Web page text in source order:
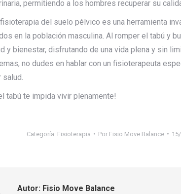
permitiendo a los hombres recuperar su
del suelo pélvico es una herramienta
en la población masculina. Al romper el tabú y
y bienestar, disfrutando de una vida plena y sin
no dudes en hablar con un fisioterapeuta
tabú te impida vivir plenamente!
Categoría: Fisioterapia Por Fisio Move Balance
Autor: Fisio Move Balance